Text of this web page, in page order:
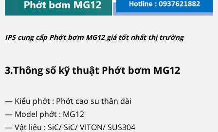
IPS cung cấp Phớt bơm MG12 giá tốt nhất thị trường
3.Thông số kỹ thuật Phớt bơm MG12
— Kiểu phớt : Phớt cao su thân dài
— Model phớt : MG12
— Vật liệu : SiC/ SiC/ VITON/ SUS304